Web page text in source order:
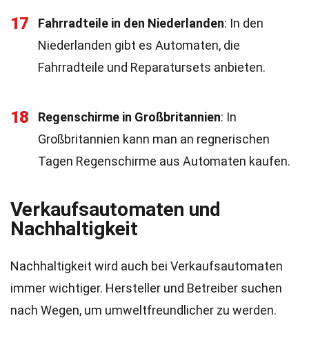
17 Fahrradteile in den Niederlanden: In den
Niederlanden gibt es Automaten, die
Fahrradteile und Reparatursets anbieten.
18 Regenschirme in Großbritannien: In
Großbritannien kann man an regnerischen
Tagen Regenschirme aus Automaten kaufen.
Verkaufsautomaten und
Nachhaltigkeit
Nachhaltigkeit wird auch bei Verkaufsautomaten
immer wichtiger. Hersteller und Betreiber suchen
nach Wegen, um umweltfreundlicher zu werden.